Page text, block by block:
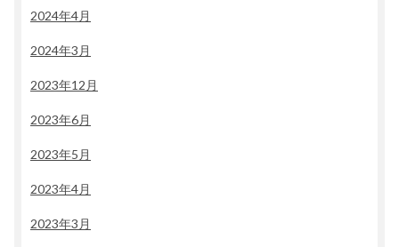
2024年4月
2024年3月
2023年12月
2023年6月
2023年5月
2023年4月
2023年3月